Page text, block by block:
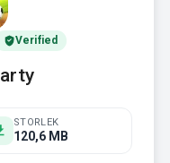
Verified
STORLEK
120,6 MB